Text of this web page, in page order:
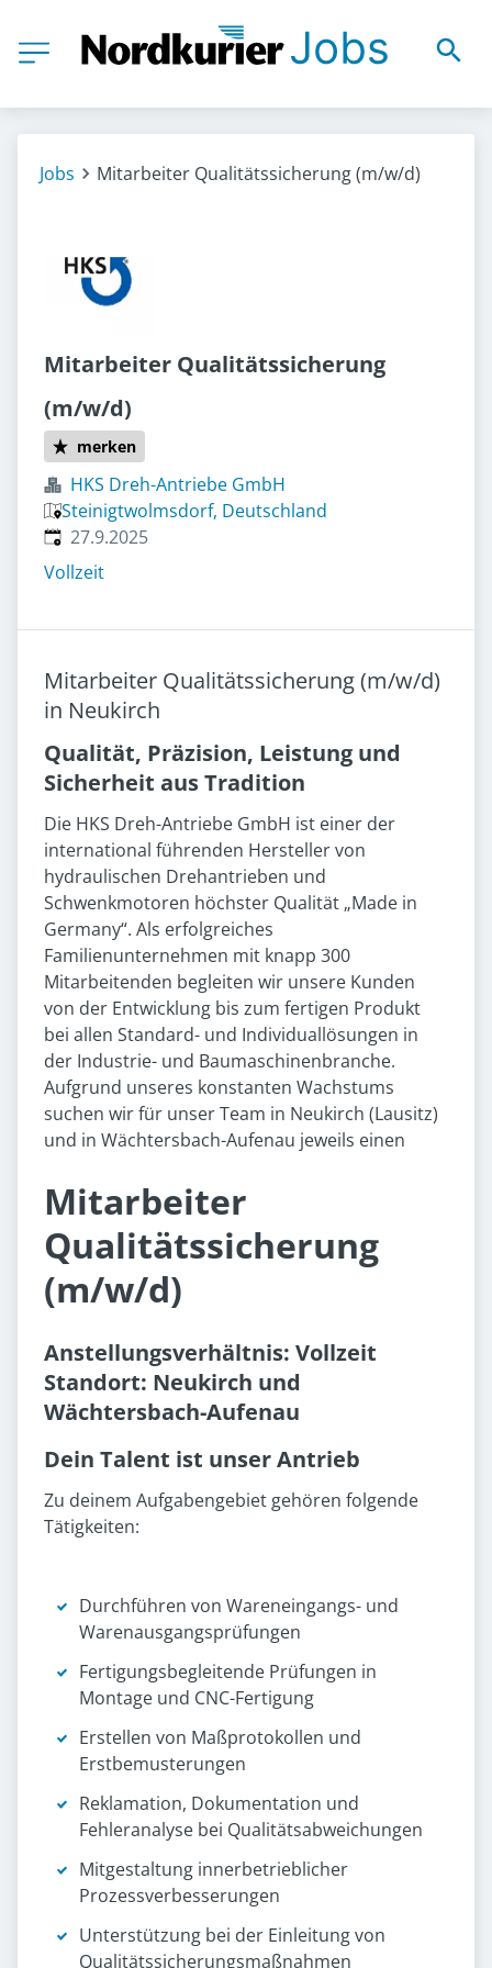
Jobs Mitarbeiter Qualitätssicherung (m/w/d)
Mitarbeiter Qualitätssicherung
(m/w/d)
merken
HKS Dreh-Antriebe GmbH
Steinigtwolmsdorf, Deutschland
Veröffentlicht
27.9.2025
Vollzeit
Mitarbeiter Qualitätssicherung (m/w/d)
in Neukirch
Qualität, Präzision, Leistung und
Sicherheit aus Tradition
Die HKS Dreh-Antriebe GmbH ist einer der
international führenden Hersteller von
hydraulischen Drehantrieben und
Schwenkmotoren höchster Qualität „Made in
Germany“. Als erfolgreiches
Familienunternehmen mit knapp 300
Mitarbeitenden begleiten wir unsere Kunden
von der Entwicklung bis zum fertigen Produkt
bei allen Standard- und Individuallösungen in
der Industrie- und Baumaschinenbranche.
Aufgrund unseres konstanten Wachstums
suchen wir für unser Team in Neukirch (Lausitz)
und in Wächtersbach-Aufenau jeweils einen
Mitarbeiter
Qualitätssicherung
(m/w/d)
Anstellungsverhältnis: Vollzeit
Standort: Neukirch und
Wächtersbach-Aufenau
Dein Talent ist unser Antrieb
Zu deinem Aufgabengebiet gehören folgende
Tätigkeiten:
Durchführen von Wareneingangs- und
Warenausgangsprüfungen
Fertigungsbegleitende Prüfungen in
Montage und CNC-Fertigung
Erstellen von Maßprotokollen und
Erstbemusterungen
Reklamation, Dokumentation und
Fehleranalyse bei Qualitätsabweichungen
Mitgestaltung innerbetrieblicher
Prozessverbesserungen
Unterstützung bei der Einleitung von
Qualitätssicherungsmaßnahmen